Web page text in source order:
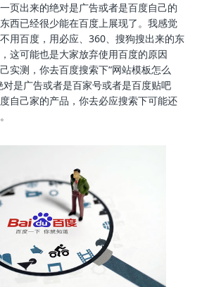
页出来的绝对是广告或者是百度自己的
西已经很少能在百度上展现了。我感觉
用百度，用必应、360、搜狗搜出来的东
这可能也是大家放弃使用百度的原因
实测，你去百度搜索下“网站模板怎么
对是广告或者是百家号或者是百度贴吧
自己家的产品，你去必应搜索下可能还